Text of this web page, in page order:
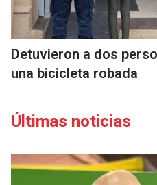
Detuvieron a dos
una bicicleta robada
Últimas noticias